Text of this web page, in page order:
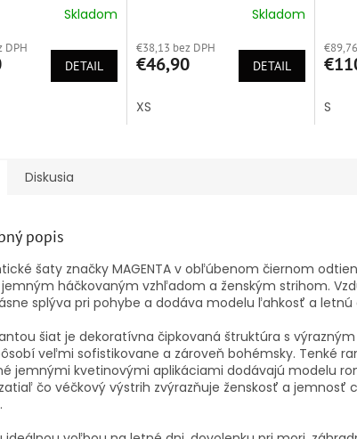
Skladom
DPH
DETAIL
produktu
je
z
Skladom
€38,13 bez DPH
€46,90 DETAIL
XS
je
z
S
Diskusia
popis
šaty značky MAGENTA v obľúbenom čiernom
háčkovaným vzhľadom a ženským strihom.
splýva pri pohybe a dodáva modelu ľahkosť a letnú
šiat je dekoratívna čipkovaná štruktúra s
veľmi sofistikovane a zároveň bohémsky. Tenké
jemnými kvetinovými aplikáciami dodávajú modelu
čo véčkový výstrih zvýrazňuje ženskosť a jemnosť